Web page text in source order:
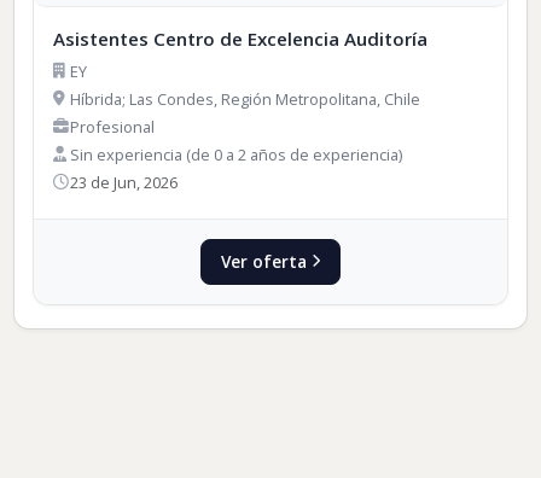
Asistentes Centro de Excelencia Auditoría
EY
Híbrida; Las Condes, Región Metropolitana, Chile
Profesional
Sin experiencia (de 0 a 2 años de experiencia)
23 de Jun, 2026
Ver oferta